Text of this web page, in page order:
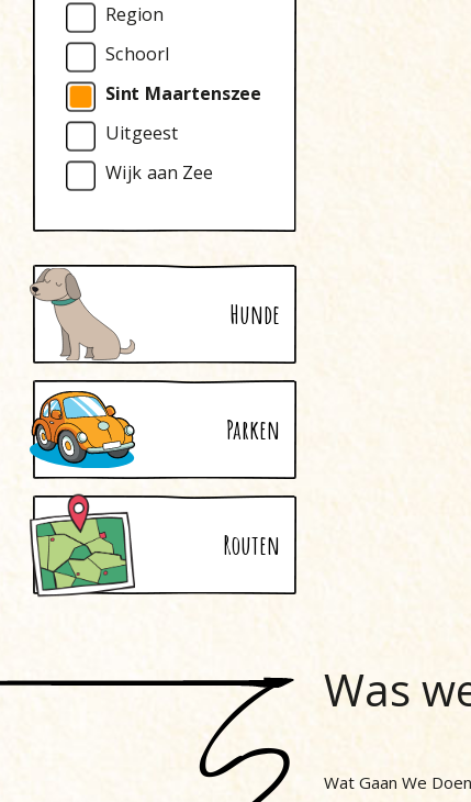
Region
Schoorl
Sint Maartenszee
Uitgeest
Wijk aan Zee
Hunde
Parken
Routen
Was
Wat Gaan We